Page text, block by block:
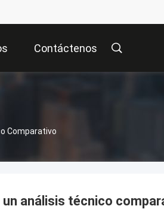
Contáctenos
Comparativo
análisis técnico